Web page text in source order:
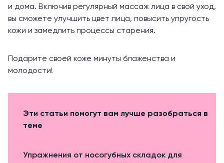
и дома. Включив регулярный массаж лица в свой уход,
вы сможете улучшить цвет лица, повысить упругость
кожи и замедлить процессы старения.
Подарите своей коже минуты блаженства и
молодости!
Эти статьи помогут вам лучше разобраться в
теме
Упражнения от носогубных складок для